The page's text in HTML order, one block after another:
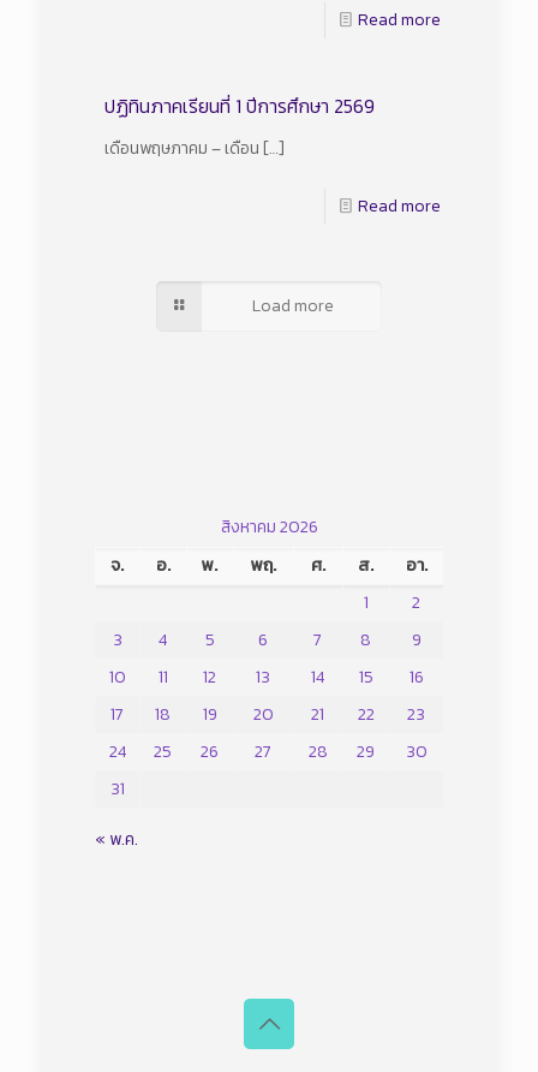
Read more
ปฏิทินภาคเรียนที่ 1 ปีการศึกษา 2569
เดือนพฤษภาคม – เดือน[…]
Read more
Load more
สิงหาคม 2026
จ.
อ. พ. พฤ. ศ. ส.
อา.
1
2
3
4 5 6 7 8
9
10
11 12 13 14 15
16
17
18 19 20 21 22
23
24
25 26 27 28 29
30
31
« พ.ค.